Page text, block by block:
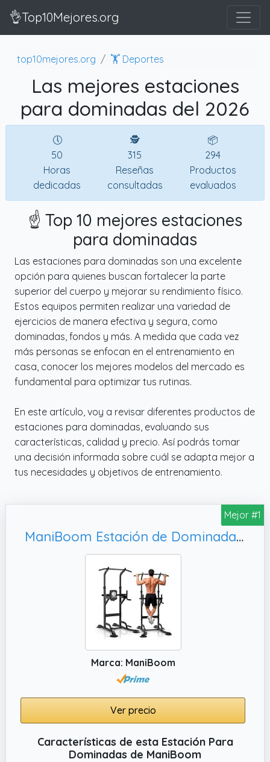
👌Top10Mejores.org
top10mejores.org 🏋️ Deportes
Las mejores estaciones
para dominadas del 2026
🕔
50
Horas
dedicadas
🕵
315
Reseñas
consultadas
📦
294
Productos
evaluados
☝️ Top 10 mejores estaciones
para dominadas
Las estaciones para dominadas son una excelente
opción para quienes buscan fortalecer la parte
superior del cuerpo y mejorar su rendimiento físico.
Estos equipos permiten realizar una variedad de
ejercicios de manera efectiva y segura, como
dominadas, fondos y más. A medida que cada vez
más personas se enfocan en el entrenamiento en
casa, conocer los mejores modelos del mercado es
fundamental para optimizar tus rutinas.
En este artículo, voy a revisar diferentes productos de
estaciones para dominadas, evaluando sus
características, calidad y precio. Así podrás tomar
una decisión informada sobre cuál se adapta mejor a
tus necesidades y objetivos de entrenamiento.
Mejor #1
ManiBoom Estación de Dominadas "ROCA SÓLIDA" Soporta 220KG - Torre de Musculación Ajustable (165-235cm) con Base Anti-Vuelco Extendida - Power Tower para Calistenia, Fondos y Abdominales en Casa
Marca: ManiBoom
Ver precio
Características de esta Estación Para
Dominadas de ManiBoom